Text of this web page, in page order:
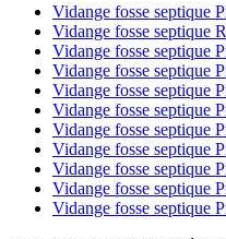
Vidange fosse septique
Vidange fosse septique
Vidange fosse septique
Vidange fosse septique
Vidange fosse septique
Vidange fosse septique
Vidange fosse septique
Vidange fosse septique
Vidange fosse septique
Vidange fosse septique
Vidange fosse septique